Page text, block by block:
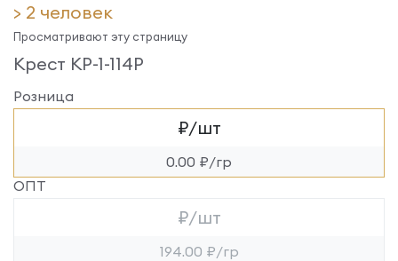
> 2 человек
Просматривают эту страницу
Крест КР-1-114Р
Розница
₽/шт
0.00 ₽/гр
ОПТ
₽/шт
194.00 ₽/гр